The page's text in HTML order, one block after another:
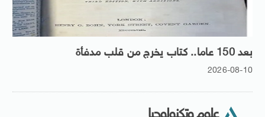
بعد 150 عاما.. كتاب يخرج من قلب مدفأة
2026-08-10